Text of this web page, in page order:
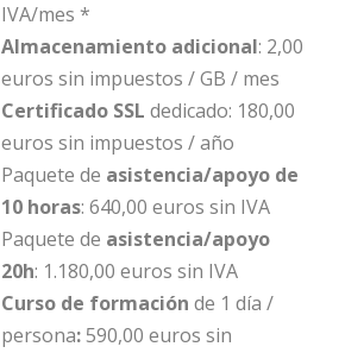
IVA/mes *
Almacenamiento adicional: 2,00
euros sin impuestos / GB / mes
Certificado SSL dedicado: 180,00
euros sin impuestos / año
Paquete de asistencia/apoyo de
10 horas: 640,00 euros sin IVA
Paquete de asistencia/apoyo
20h: 1.180,00 euros sin IVA
Curso de formación de 1 día /
persona:590,00 euros sin